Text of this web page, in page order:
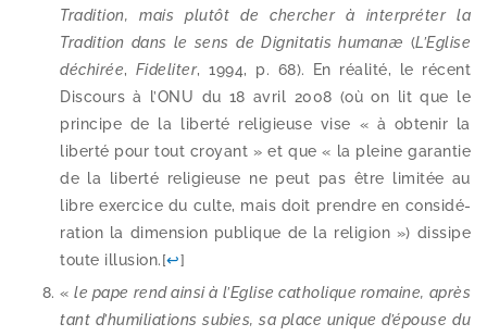
Tradition, mais plu­tôt de cher­cher à inter­pré­ter la
Tradition dans le sens de Dignitatis humanæ (L’Eglise
déchi­rée, Fideliter, 1994, p. 68). En réa­li­té, le récent
Discours à l’ONU du 18 avril 2008 (où on lit que le
prin­cipe de la liber­té reli­gieuse vise « à obte­nir la
liber­té pour tout croyant » et que « la pleine garan­tie
de la liber­té reli­gieuse ne peut pas être limi­tée au
libre exer­cice du culte, mais doit prendre en consi­dé­
ra­tion la dimen­sion publique de la reli­gion ») dis­sipe
toute illu­sion.[↩]
«le pape rend ain­si à l’Eglise catho­lique romaine, après
tant d’hu­mi­lia­tions subies, sa place unique d’é­pouse du